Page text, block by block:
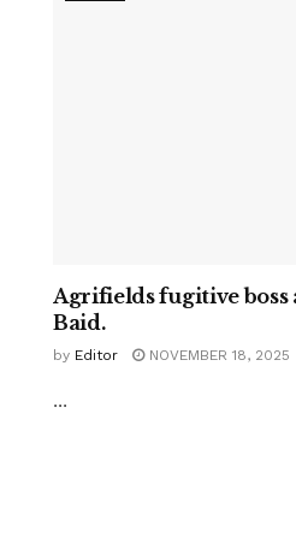
Agrifields fugitive boss
Baid.
by Editor NOVEMBER 18, 2025
...